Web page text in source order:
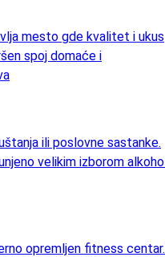
mesto gde kvalitet i ukus
spoj domaće i
ili poslovne sastanke.
velikim izborom
opremljen fitness